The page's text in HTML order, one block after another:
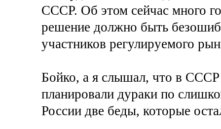
СССР. Об этом сейчас много
решение должно быть
участников регулируемого
Бойко, а я слышал, что в СССР
планировали дураки по
России две беды, которые